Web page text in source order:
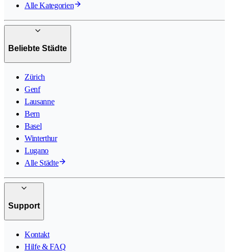
Alle Kategorien
Beliebte Städte
Zürich
Genf
Lausanne
Bern
Basel
Winterthur
Lugano
Alle Städte
Support
Kontakt
Hilfe & FAQ